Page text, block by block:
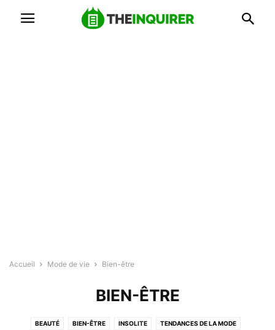
Accueil Mode de vie Bien-être
BIEN-ÊTRE
BEAUTÉ BIEN-ÊTRE INSOLITE TENDANCES DE LA MODE